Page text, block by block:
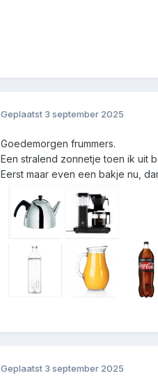
Geplaatst 3 september 2025
Goedemorgen frummers.
Een stralend zonnetje toen ik uit
Eerst maar even een bakje nu,
Geplaatst 3 september 2025